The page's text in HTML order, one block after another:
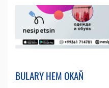
BULARY HEM OKAŇ